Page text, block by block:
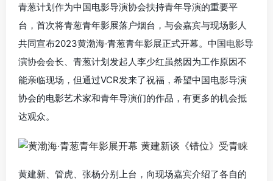
青葱计划作为中国电影导演协会扶持青年导演的重要平
台，首次将青葱青年影展落户烟台，与会嘉宾与现场影人
共同宣布2023黄渤海·青葱青年影展正式开幕。中国电影导
演协会会长、青葱计划发起人李少红虽然因为工作原因不
能亲临现场，但通过VCR发来了祝福，希望中国电影导演
协会的电影艺术家和青年导演们的作品，有更多的机会抵
达观众。
黄建新、管虎、张杨分别上台，向现场嘉宾介绍了各自的